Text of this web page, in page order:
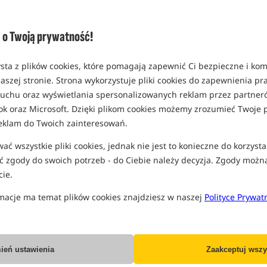
o Twoją prywatność!
z plików cookies, które pomagają zapewnić Ci bezpieczne i
stronie. Strona wykorzystuje pliki cookies do zapewnienia
oraz wyświetlania spersonalizowanych reklam przez
oraz Microsoft. Dzięki plikom cookies możemy zrozumieć Twoje
do Twoich zainteresowań.
wszystkie pliki cookies, jednak nie jest to konieczne do
zgody do swoich potrzeb - do Ciebie należy decyzja. Zgody
ma temat plików cookies znajdziesz w naszej Polityce
ustawienia Zaakceptuj
Rockworld Mystery Box 200
- Mix Akcesoriów
Karpiowych
Rockworld Mystery Box 200 – Zestaw Niespodzianka z Akcesoriami Karpiowymi
199,99
Rockworld Mystery Box 200
- Mix Przynęt Karpiowych
Paczka niespodzianka z mixem przynęt karpiowych